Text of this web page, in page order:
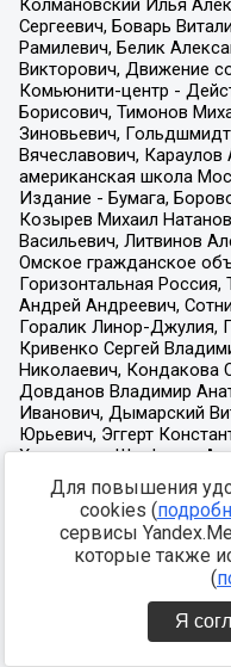
Для повышения
cookies (
сервисы
которые также
(
Я